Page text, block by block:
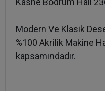
Modern Ve Klasik
%100 Akrilik Makine
kapsamındadır.